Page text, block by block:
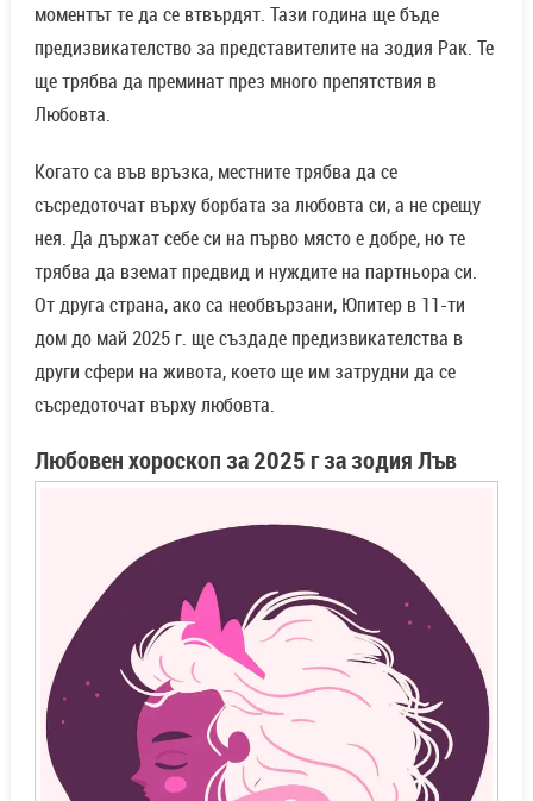
моментът те да се втвърдят. Тази година ще бъде
предизвикателство за представителите на зодия Рак. Те
ще трябва да преминат през много препятствия в
Любовта.
Когато са във връзка, местните трябва да се
съсредоточат върху борбата за любовта си, а не срещу
нея. Да държат себе си на първо място е добре, но те
трябва да вземат предвид и нуждите на партньора си.
От друга страна, ако са необвързани, Юпитер в 11-ти
дом до май 2025 г. ще създаде предизвикателства в
други сфери на живота, което ще им затрудни да се
съсредоточат върху любовта.
Любовен хороскоп за 2025 г за зодия Лъв